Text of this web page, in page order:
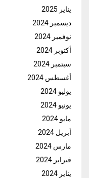
يناير 2025
ديسمبر 2024
نوفمبر 2024
أكتوبر 2024
سبتمبر 2024
أغسطس 2024
يوليو 2024
يونيو 2024
مايو 2024
أبريل 2024
مارس 2024
فبراير 2024
يناير 2024